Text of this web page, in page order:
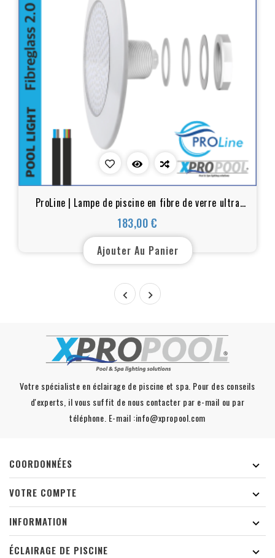
ProLine | Lampe de piscine en fibre de verre ultra
mince blanc chaud et RGB 18W/25W
183,00 €
Prix
Ajouter Au Panier
 
Votre spécialiste en éclairage de piscine et spa. Pour des conseils
d'experts, il vous suffit de nous contacter par e-mail ou par
téléphone. E-mail :info@xpropool.com
COORDONNÉES

VOTRE COMPTE

INFORMATION

ÉCLAIRAGE DE PISCINE
